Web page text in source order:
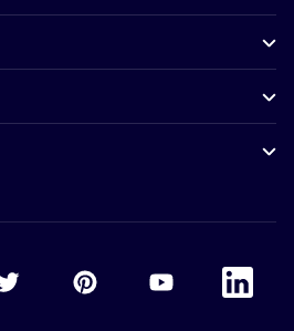
Accor TwitterAccor PinterestAccor Youtube
Accor